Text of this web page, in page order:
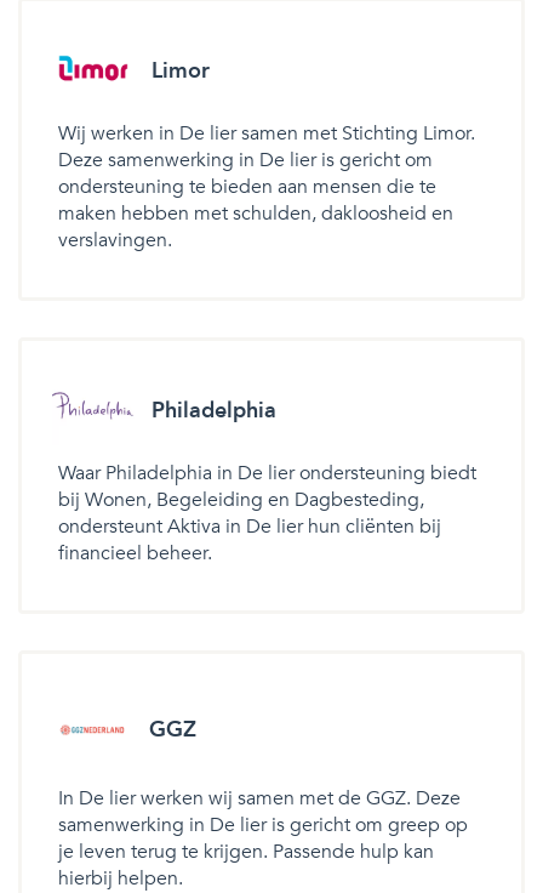
Limor
Wij werken in De lier samen met Stichting Limor.
Deze samenwerking in De lier is gericht om
ondersteuning te bieden aan mensen die te
maken hebben met schulden, dakloosheid en
verslavingen.
Philadelphia
Waar Philadelphia in De lier ondersteuning biedt
bij Wonen, Begeleiding en Dagbesteding,
ondersteunt Aktiva in De lier hun cliënten bij
financieel beheer.
GGZ
In De lier werken wij samen met de GGZ. Deze
samenwerking in De lier is gericht om greep op
je leven terug te krijgen. Passende hulp kan
hierbij helpen.